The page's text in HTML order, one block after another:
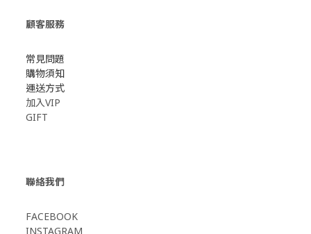
顧客服務
常見問題
購物須知
運送方式
加入VIP
GIFT
聯絡我們
FACEBOOK
INSTAGRAM